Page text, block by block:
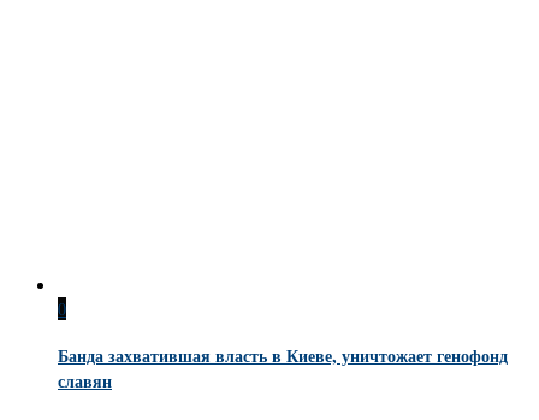
0
Банда захватившая власть в Киеве, уничтожает генофонд
славян